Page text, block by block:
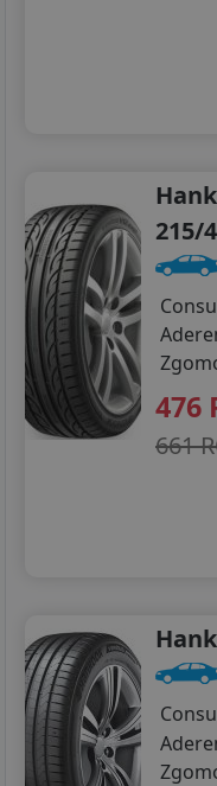
215/
476
661